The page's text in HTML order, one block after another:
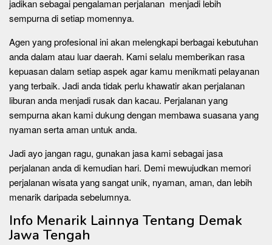
jadikan sebagai pengalaman perjalanan menjadi lebih
sempurna di setiap momennya.
Agen yang profesional ini akan melengkapi berbagai kebutuhan
anda dalam atau luar daerah. Kami selalu memberikan rasa
kepuasan dalam setiap aspek agar kamu menikmati pelayanan
yang terbaik. Jadi anda tidak perlu khawatir akan perjalanan
liburan anda menjadi rusak dan kacau. Perjalanan yang
sempurna akan kami dukung dengan membawa suasana yang
nyaman serta aman untuk anda.
Jadi ayo jangan ragu, gunakan jasa kami sebagai jasa
perjalanan anda di kemudian hari. Demi mewujudkan memori
perjalanan wisata yang sangat unik, nyaman, aman, dan lebih
menarik daripada sebelumnya.
Info Menarik Lainnya Tentang Demak
Jawa Tengah